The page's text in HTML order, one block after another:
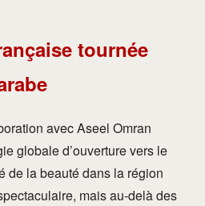
tournée
avec Aseel Omran
globale d’ouverture vers le
de la beauté dans la région
mais au-delà des